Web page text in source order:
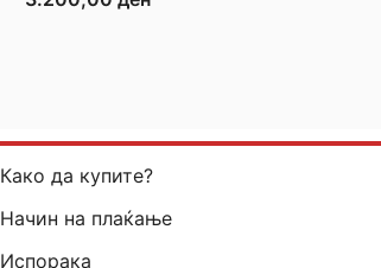
Како да купите?
Начин на плаќање
Испорака